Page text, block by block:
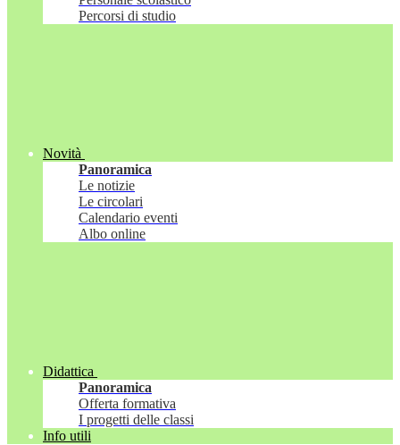
Percorsi di studio
Novità
Panoramica
Le notizie
Le circolari
Calendario eventi
Albo online
Didattica
Panoramica
Offerta formativa
I progetti delle classi
Info utili